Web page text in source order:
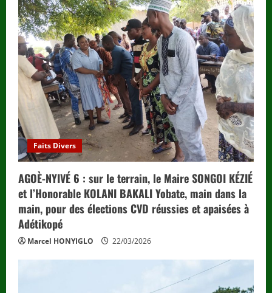
Faits Divers
AGOÈ-NYIVÉ 6 : sur le terrain, le Maire SONGOI KÉZIÉ
et l’Honorable KOLANI BAKALI Yobate, main dans la
main, pour des élections CVD réussies et apaisées à
Adétikopé
Marcel HONYIGLO 22/03/2026